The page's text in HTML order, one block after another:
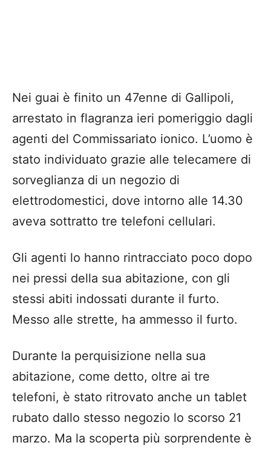
Nei guai è finito un 47enne di Gallipoli,
arrestato in flagranza ieri pomeriggio dagli
agenti del Commissariato ionico. L’uomo è
stato individuato grazie alle telecamere di
sorveglianza di un negozio di
elettrodomestici, dove intorno alle 14.30
aveva sottratto tre telefoni cellulari.
Gli agenti lo hanno rintracciato poco dopo
nei pressi della sua abitazione, con gli
stessi abiti indossati durante il furto.
Messo alle strette, ha ammesso il furto.
Durante la perquisizione nella sua
abitazione, come detto, oltre ai tre
telefoni, è stato ritrovato anche un tablet
rubato dallo stesso negozio lo scorso 21
marzo. Ma la scoperta più sorprendente è